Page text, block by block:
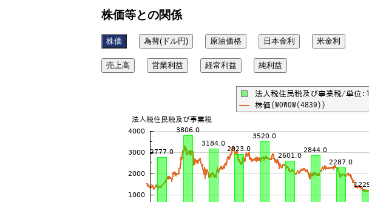
株価等との関係
株価 為替(ドル円) 原油価格 日本金利 米金利
売上高 営業利益 経常利益 純利益